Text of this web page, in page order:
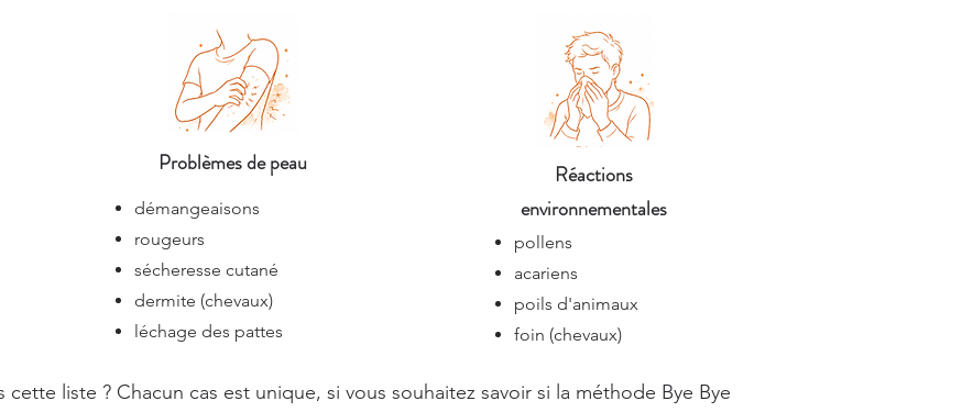
Problèmes de peau
démangeaisons
rougeurs
sécheresse cutané
dermite (chevaux)
léchage des pattes
Réactions
environnementales
pollens
acariens
poils d'animaux
foin (chevaux)
liste ? Chacun cas est unique, si vous souhaitez savoir si la méthode Bye Bye